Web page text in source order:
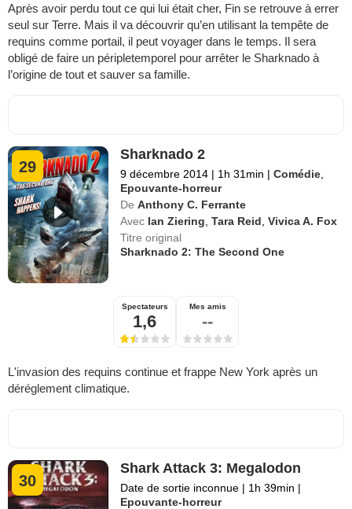
Après avoir perdu tout ce qui lui était cher, Fin se retrouve à errer
seul sur Terre. Mais il va découvrir qu’en utilisant la tempête de
requins comme portail, il peut voyager dans le temps. Il sera
obligé de faire un péripletemporel pour arrêter le Sharknado à
l’origine de tout et sauver sa famille.
29
Sharknado 2
9 décembre 2014 | 1h 31min | Comédie
Epouvante-horreur
De Anthony C. Ferrante
Avec Ian Ziering ,Tara Reid ,Vivica A. Fox
Titre original
Sharknado 2: The Second One
Spectateurs
1,6
Mes amis
--
L'invasion des requins continue et frappe New York après un
déréglement climatique.
30
Shark Attack 3: Megalodon
Date de sortie inconnue | 1h 39min |
Epouvante-horreur